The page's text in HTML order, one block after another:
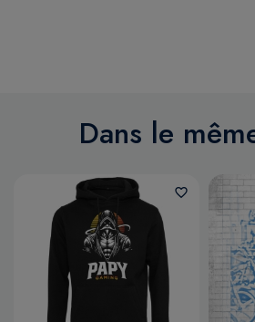
Dans le
favorite_border